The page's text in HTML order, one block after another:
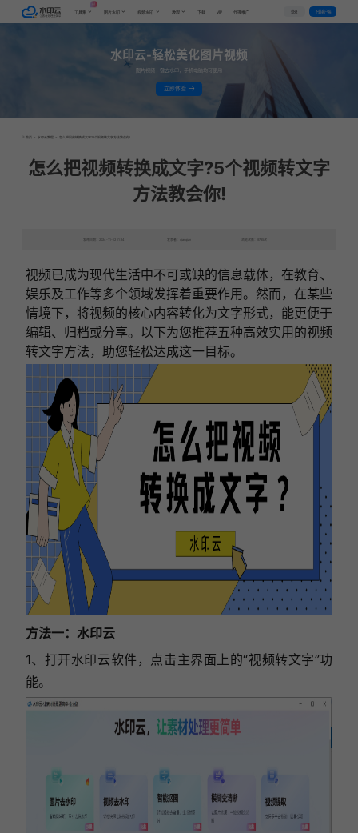
工具集 图片水印 视频水印 教程 下载 VIP 代理推广 登录 下载客户端
水印云-轻松美化图片视频
图片视频一键去水印，手机电脑均可使用
立即体验
首页 > 水印云教程 > 怎么把视频转换成文字?5个视频转文字方法教会你!
怎么把视频转换成文字?5个视频转文字
方法教会你!
发布日期：2024-11-12 11:24 发表者：qianqian 浏览次数：9785次
视频已成为现代生活中不可或缺的信息载体，在教育、
娱乐及工作等多个领域发挥着重要作用。然而，在某些
情境下，将视频的核心内容转化为文字形式，能更便于
编辑、归档或分享。以下为您推荐五种高效实用的视频
转文字方法，助您轻松达成这一目标。
方法一：水印云
1、打开水印云软件，点击主界面上的“视频转文字”功
能。